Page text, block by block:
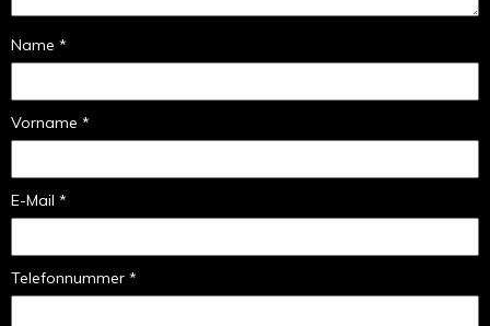
Name *
Vorname *
E-Mail *
Telefonnummer *